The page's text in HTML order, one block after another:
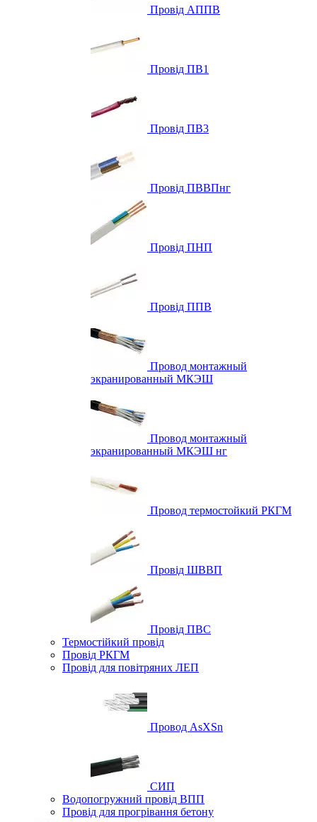
Провід АППВ
Провід ПВ1
Провід ПВ3
Провід ПВВПнг
Провід ПНП
Провід ППВ
Провод монтажный
экранированный МКЭШ
Провод монтажный
экранированный МКЭШ нг
Провод термостойкий РКГМ
Провід ШВВП
Провід ПВС
Термостійкий провід
Провід РКГМ
Провід для повітряних ЛЕП
Провод AsXSn
СИП
Водопогружний провід ВПП
Провід для прогрівання бетону